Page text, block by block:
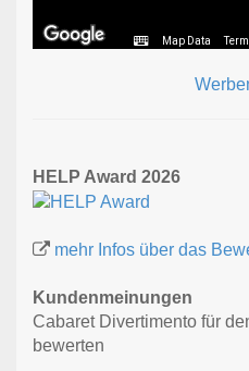
Map Data
HELP Award 2026
mehr Infos über das
Kundenmeinungen
Cabaret Divertimento für
bewerten